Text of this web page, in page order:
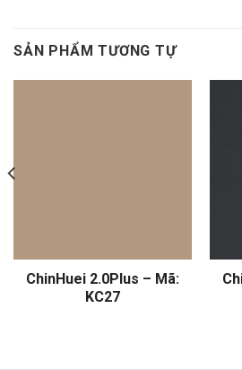
SẢN PHẨM TƯƠNG TỰ
ChinHuei 2.0Plus – Mã:
KC27